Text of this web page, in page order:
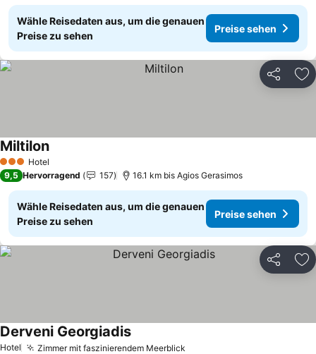
Wähle Reisedaten aus, um die genauen
Preise zu sehen
Preise sehen
Teilen
3 SterneHotel
MiltilonPreise sehen
9,5 Hervorragend 157 16.1 km bis Agios Gerasimos
Wähle Reisedaten aus, um die genauen
Preise zu sehen
Preise sehen
Teilen
Hotel Zimmer mit faszinierendem Meerblick
Derveni GeorgiadisPreise sehen